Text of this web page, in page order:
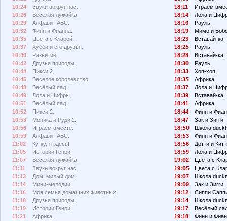
10:24
Звуки вокруг нас.
10:26
Весёлая лужайка.
10:29
Алфавит АВС.
10:32
Финн и Фианна.
10:35
Цвета с Кларой.
10:37
Хубби и его друзья.
10:40
Развитие.
10:42
Друзья природы.
10:44
Пикси 2.
10:45
Веселое королевство.
10:48
Весёлый сад.
10:49
Лола и Цифры.
10:51
Весёлый сад.
10:52
Пикси 2.
10:53
Моника и Руди 2.
10:56
Играем вместе.
10:59
Алфавит АВС.
11:02
Ку-ку, я здесь!
11:05
Истории Генри.
11:07
Весёлая лужайка.
11:11
Звуки вокруг нас.
11:13
Дом, милый дом.
11:14
Мини-мелодии.
11:16
Моя семья домашних животных.
11:18
Друзья природы.
11:19
Истории Генри.
11:21
Африка.
18:11
Играем
18:14
Лола и
18:16
Рауль.
18:19
Мимо и
18:23
Вставай-ка!
18:2
Рауль.
18:28
Вставай-ка!
18:3
Рауль.
18:33
Хоп-хоп.
18:3
Африка.
18:37
Лола и
18:39
Вставай-ка!
18:41
Африка.
18:44
Финн и
18:47
Зак и Зигги.
18:
Школа
18:
3
Финн и
18:
6
Дотти и
18:
9
Лола и
19:
2
Цвета с
19:
Цвета с
19:
7
Школа
19:
9
Зак и Зигги.
19:12
Сиппи
19:14
Школа
19:17
Весёлый
19:18
Финн и